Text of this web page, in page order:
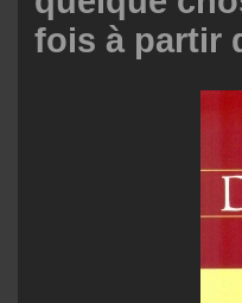
fois à partir